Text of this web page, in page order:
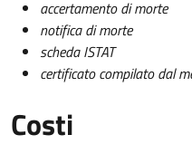
accertamento di morte
notifica di morte
scheda ISTAT
certificato compilato dal
Costi